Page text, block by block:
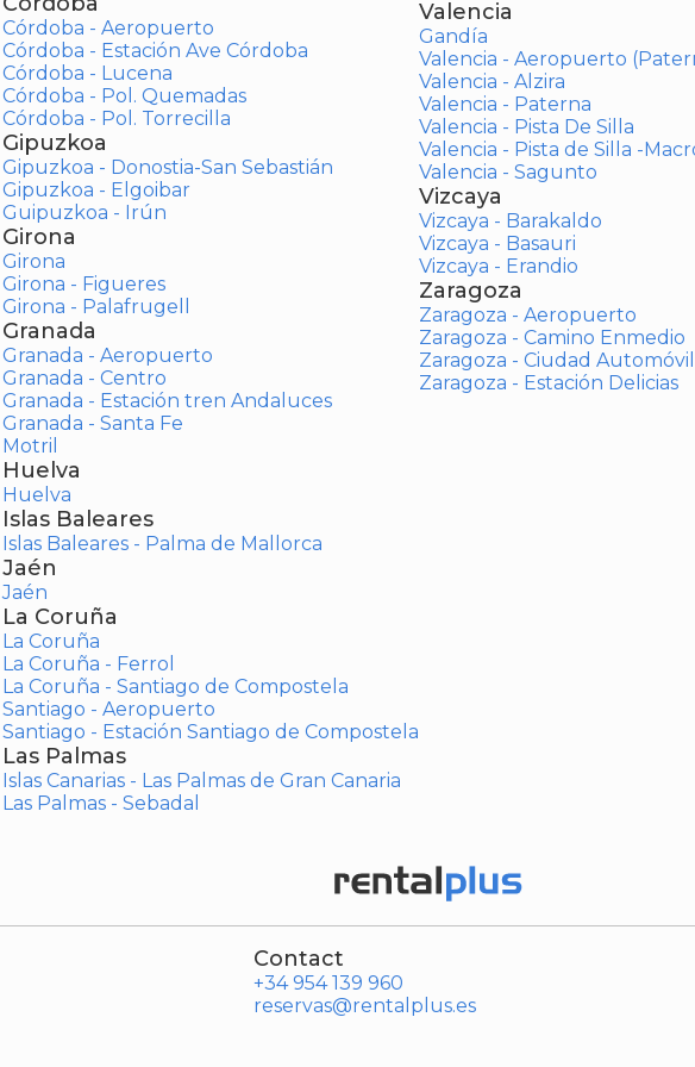
Córdoba - Aeropuerto
Córdoba - Estación Ave Córdoba
Córdoba - Lucena
Córdoba - Pol. Quemadas
Córdoba - Pol. Torrecilla
Gipuzkoa
Gipuzkoa - Donostia-San Sebastián
Gipuzkoa - Elgoibar
Guipuzkoa - Irún
Girona
Girona
Girona - Figueres
Girona - Palafrugell
Granada
Granada - Aeropuerto
Granada - Centro
Granada - Estación tren Andaluces
Granada - Santa Fe
Motril
Huelva
Huelva
Islas Baleares
Islas Baleares - Palma de Mallorca
Jaén
Jaén
La Coruña
La Coruña
La Coruña - Ferrol
La Coruña - Santiago de Compostela
Santiago - Aeropuerto
Santiago - Estación Santiago de Compostela
Las Palmas
Islas Canarias - Las Palmas de Gran Canaria
Las Palmas - Sebadal
Valencia
Gandía
Valencia - Aeropuerto
Valencia - Alzira
Valencia - Paterna
Valencia - Pista De Silla
Valencia - Pista de Silla -
Valencia - Sagunto
Vizcaya
Vizcaya - Barakaldo
Vizcaya - Basauri
Vizcaya - Erandio
Zaragoza
Zaragoza - Aeropuerto
Zaragoza - Camino Enmedio
Zaragoza - Ciudad Automóvil
Zaragoza - Estación Delicias
Contact
+34 954 139 960
reservas@rentalplus.es